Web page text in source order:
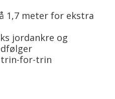
1,7 meter for ekstra
jordankre og
trin-for-trin